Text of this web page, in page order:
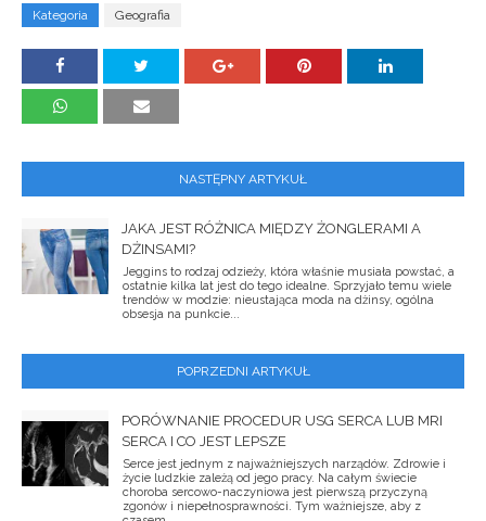
Kategoria Geografia
NASTĘPNY ARTYKUŁ
JAKA JEST RÓŻNICA MIĘDZY ŻONGLERAMI A
DŻINSAMI?
Jeggins to rodzaj odzieży, która właśnie musiała powstać, a
ostatnie kilka lat jest do tego idealne. Sprzyjało temu wiele
trendów w modzie: nieustająca moda na dżinsy, ogólna
obsesja na punkcie...
POPRZEDNI ARTYKUŁ
PORÓWNANIE PROCEDUR USG SERCA LUB MRI
SERCA I CO JEST LEPSZE
Serce jest jednym z najważniejszych narządów. Zdrowie i
życie ludzkie zależą od jego pracy. Na całym świecie
choroba sercowo-naczyniowa jest pierwszą przyczyną
zgonów i niepełnosprawności. Tym ważniejsze, aby z